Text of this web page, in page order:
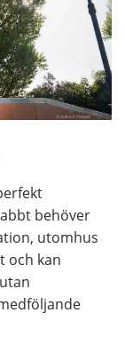
behöver
utomhus
och kan